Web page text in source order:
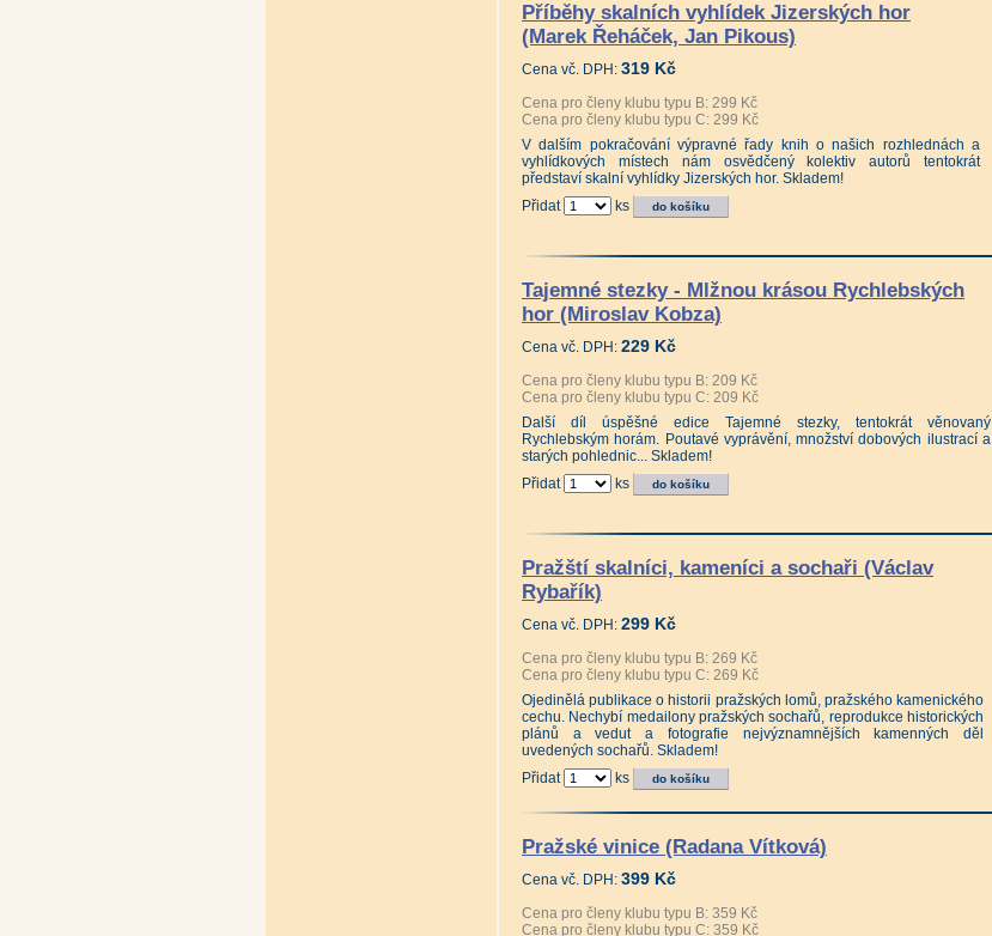
Příběhy skalních vyhlídek Jizerských hor
(Marek Řeháček, Jan Pikous)
Cena vč. DPH: 319 Kč
Cena pro členy klubu typu B: 299 Kč
Cena pro členy klubu typu C: 299 Kč
V dalším pokračování výpravné řady knih o našich rozhlednách a
vyhlídkových místech nám osvědčený kolektiv autorů tentokrát
představí skalní vyhlídky Jizerských hor. Skladem!
Přidat
ks
Tajemné stezky - Mlžnou krásou Rychlebských
hor (Miroslav Kobza)
Cena vč. DPH: 229 Kč
Cena pro členy klubu typu B: 209 Kč
Cena pro členy klubu typu C: 209 Kč
Další díl úspěšné edice Tajemné stezky, tentokrát věnovaný
Rychlebským horám. Poutavé vyprávění, množství dobových ilustrací a
starých pohlednic... Skladem!
Přidat
ks
Pražští skalníci, kameníci a sochaři (Václav
Rybařík)
Cena vč. DPH: 299 Kč
Cena pro členy klubu typu B: 269 Kč
Cena pro členy klubu typu C: 269 Kč
Ojedinělá publikace o historii pražských lomů, pražského kamenického
cechu. Nechybí medailony pražských sochařů, reprodukce historických
plánů a vedut a fotografie nejvýznamnějších kamenných děl
uvedených sochařů. Skladem!
Přidat
ks
Pražské vinice (Radana Vítková)
Cena vč. DPH: 399 Kč
Cena pro členy klubu typu B: 359 Kč
Cena pro členy klubu typu C: 359 Kč